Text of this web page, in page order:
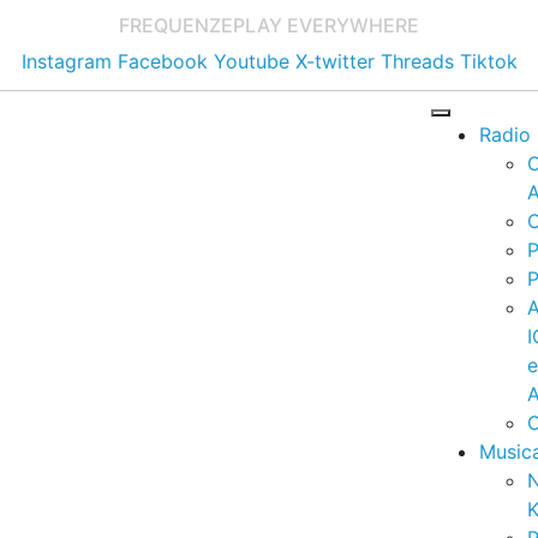
FREQUENZEPLAY EVERYWHERE
Instagram Facebook Youtube X-twitter Threads Tiktok
Radio
e